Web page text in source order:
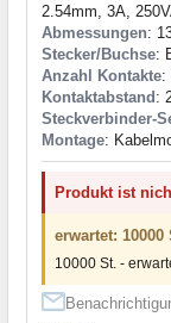
2.54mm, 3A,
Abmessungen:
Stecker/Buchse:
Anzahl Kontakte:
Kontaktabstand :
Steckverbinder-
Montage:
Produkt ist
erwartet: 10000
10000 St. -